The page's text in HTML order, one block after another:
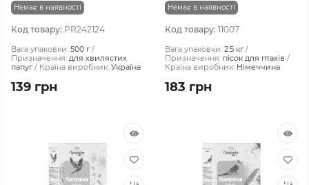
Немає в наявності
Код товару: PR242124
Вага упаковки: 500 г
Призначення: для хвилястих
папуг
Країна виробник: Україна
139 грн
Немає в наявності
Код товару: 11007
Вага упаковки: 2.5 кг
Призначення: пісок для птахів
Країна виробник: Німеччина
183 грн